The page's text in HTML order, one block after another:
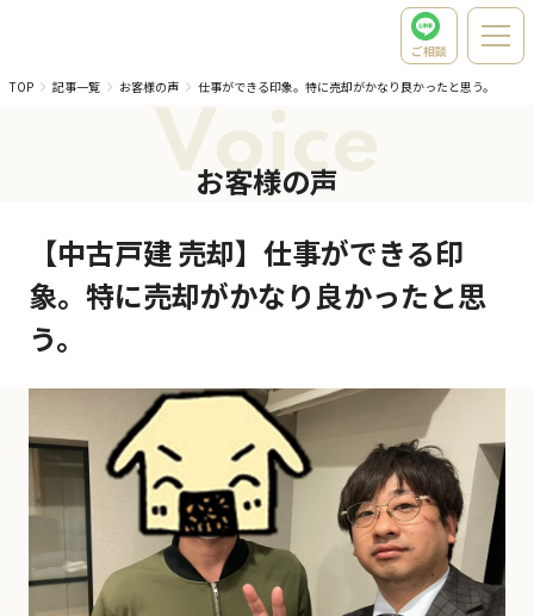
ご相談
TOP
記事一覧 お客様の声 仕事ができる印象。特に売却がかなり良かったと思う。
Voice
お客様の声
【中古戸建 売却】仕事ができる印
象。特に売却がかなり良かったと思
う。